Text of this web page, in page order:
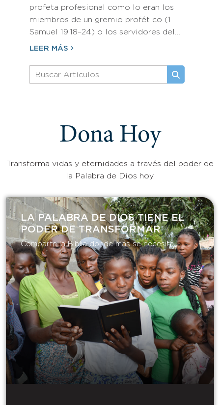
profeta profesional como lo eran los
miembros de un gremio profético (1
Samuel 19:18–24) o los servidores del…
LEER MÁS
Dona Hoy
Transforma vidas y eternidades a través del poder de
la Palabra de Dios hoy.
LA PALABRA DE DIOS TIENE EL
PODER DE TRANSFORMAR​
Comparte la Biblia donde más se necesita.